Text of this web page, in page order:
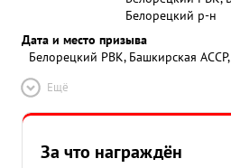
Белорецкий р-н
Дата и место призыва
Белорецкий РВК, Башкирская
Ещё
За что награждён